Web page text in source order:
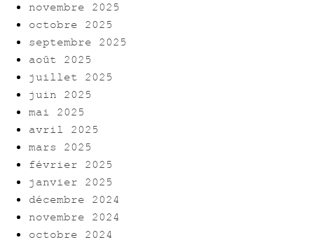
novembre 2025
octobre 2025
septembre 2025
août 2025
juillet 2025
juin 2025
mai 2025
avril 2025
mars 2025
février 2025
janvier 2025
décembre 2024
novembre 2024
octobre 2024